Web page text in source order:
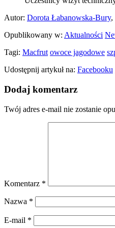
Autor: Dorota Łabanowska-Bury,
Opublikowany w: Aktualności
Tagi: Macfrut owoce jagodowe
Udostępnij artykuł na: Facebooku
Dodaj komentarz
Twój adres e-mail nie zostanie
Komentarz *
Nazwa *
E-mail *